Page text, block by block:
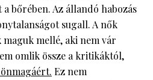
bőrében. Az állandó habozás
sugall. A nők
mellé, aki nem vár
omlik össze a kritikáktól,
Ez nem